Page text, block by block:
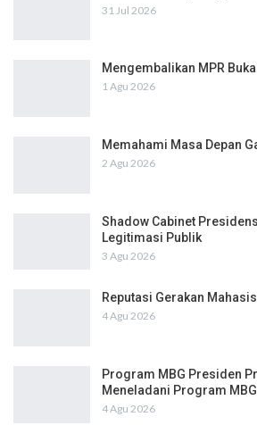
31 Jul 2026
Mengembalikan MPR
1 Agu 2026
Memahami Masa Depan
2 Agu 2026
Shadow Cabinet
Legitimasi Publik
3 Agu 2026
Reputasi Gerakan
4 Agu 2026
Program MBG Presiden
Meneladani Program
4 Agu 2026